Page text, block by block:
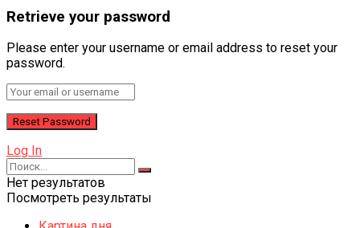
Retrieve your password
Please enter your username or email address to reset your
password.
Log In
Нет результатов
Посмотреть результаты